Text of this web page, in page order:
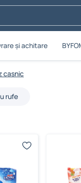
și achitare
casnic
rufe